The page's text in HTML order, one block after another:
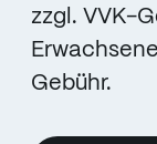
zzgl. VVK-
Gebühr.